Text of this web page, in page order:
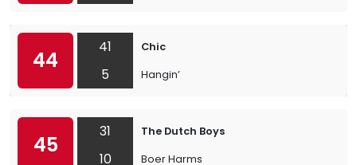
44
41
5
Chic
Hangin’
45
31
10
The Dutch Boys
Boer Harms